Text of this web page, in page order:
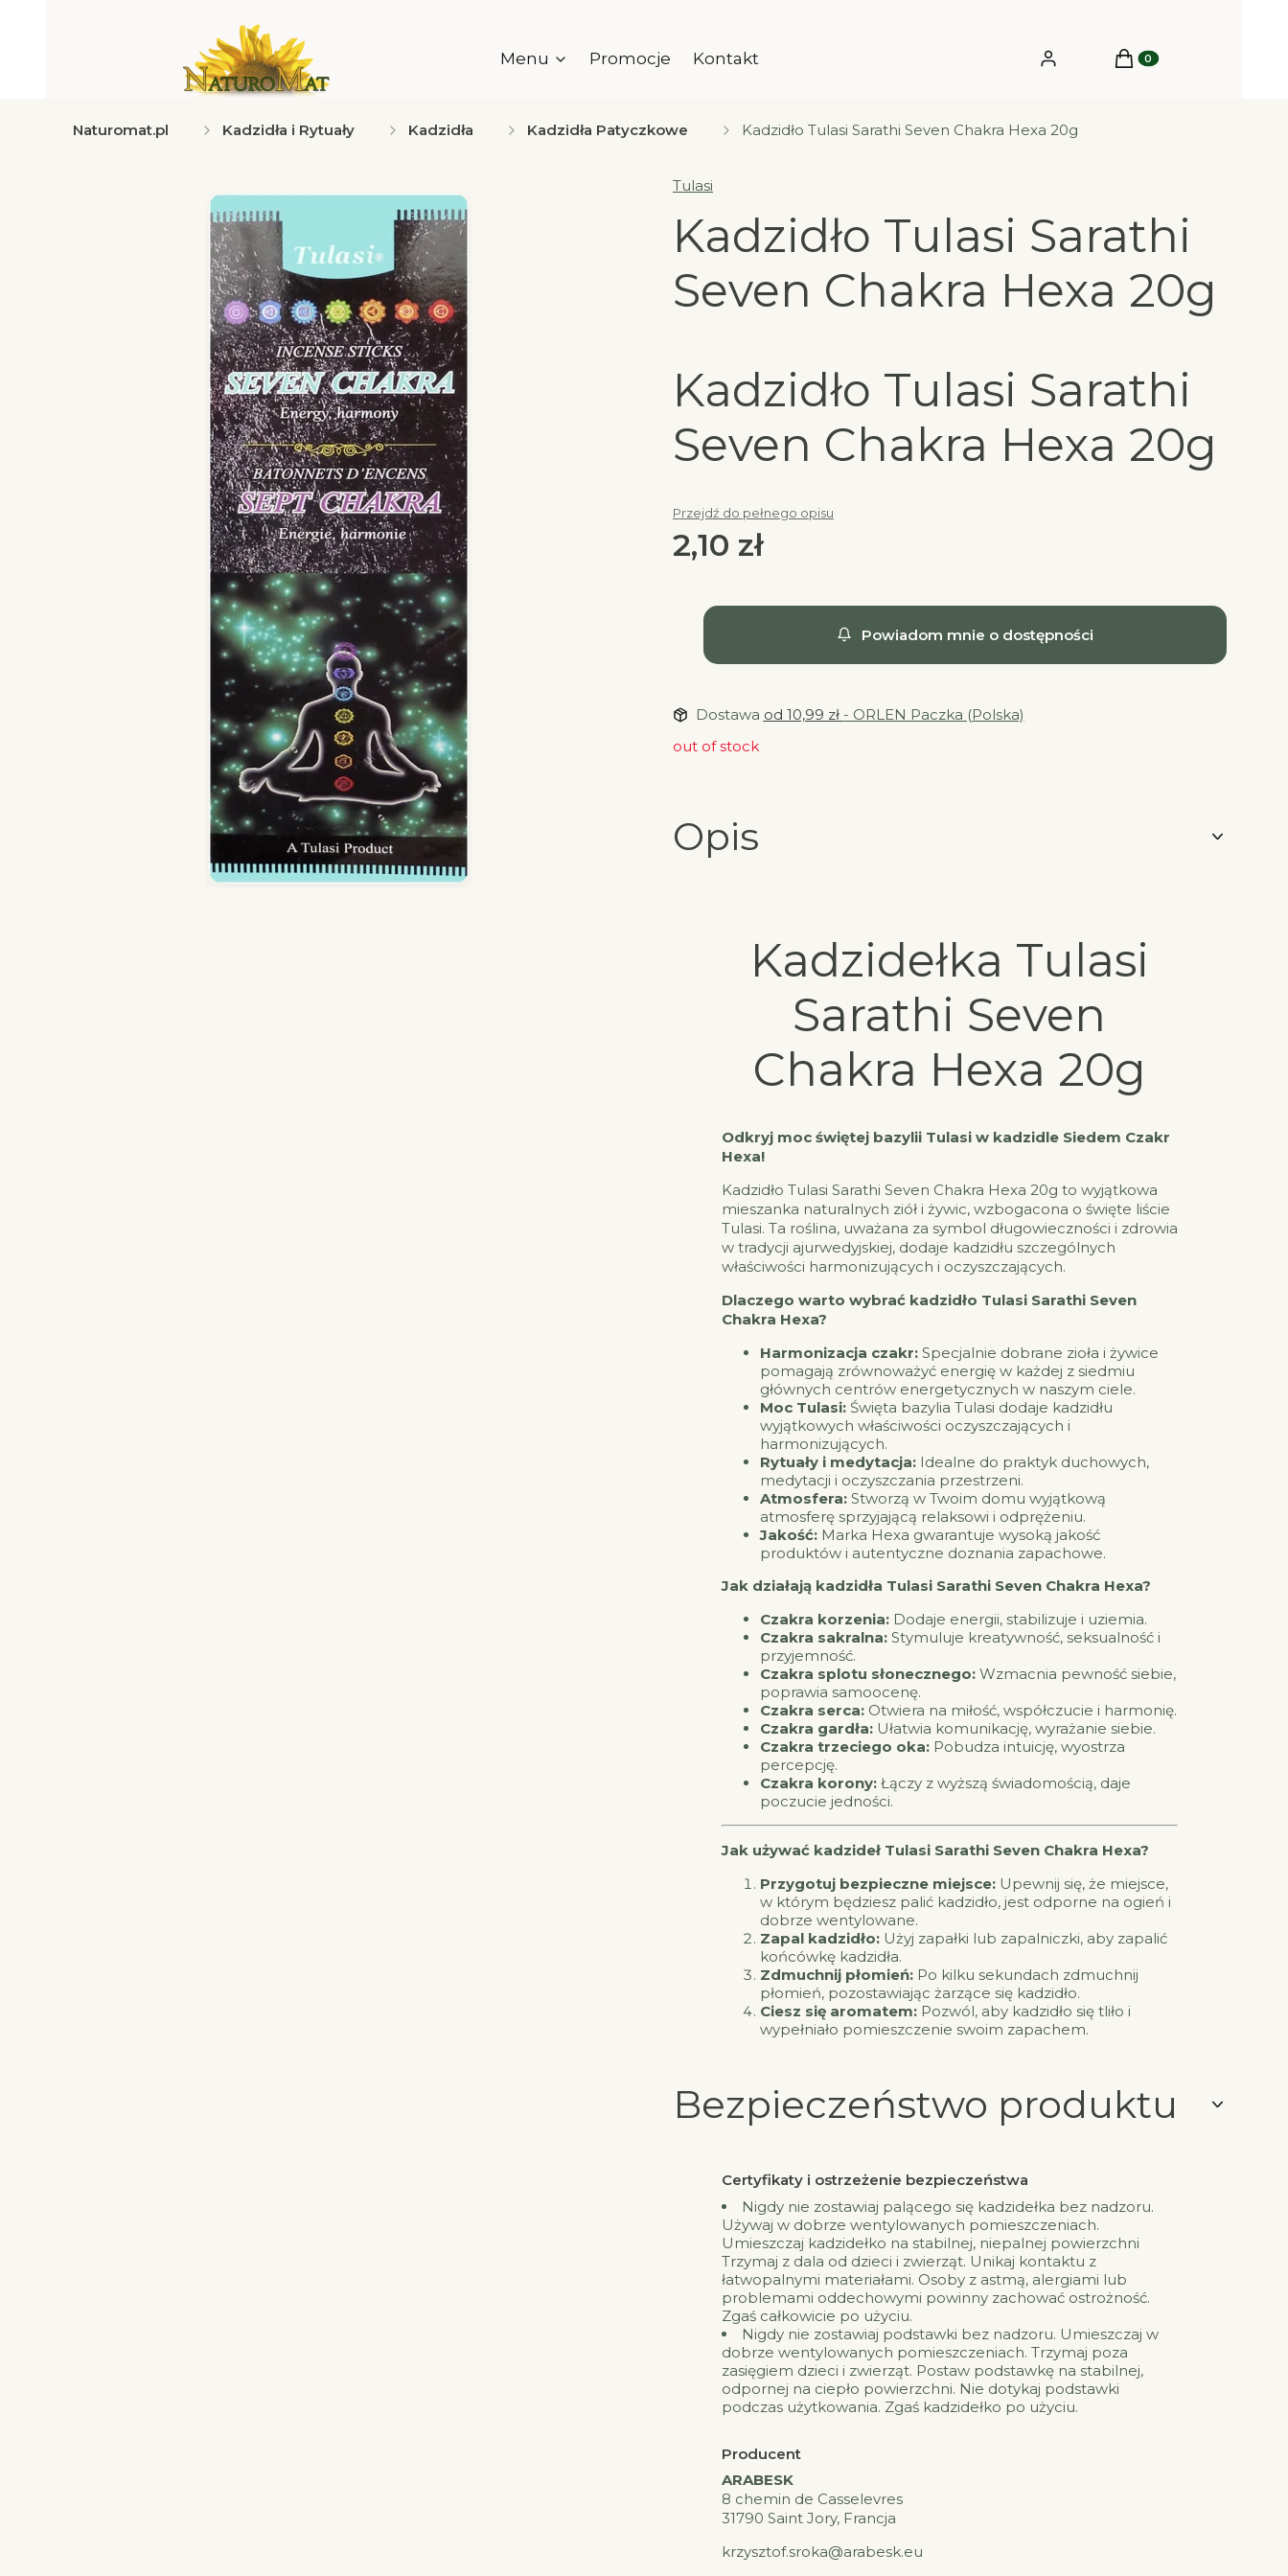
Menu Promocje Kontakt Zaloguj się Produkty w koszyku: 0.
Koszyk
Naturomat.pl Kadzidła i Rytuały Kadzidła Kadzidła Patyczkowe Kadzidło Tulasi Sarathi Seven Chakra Hexa 20g
Tulasi
Kadzidło Tulasi Sarathi
Seven Chakra Hexa 20g
Kadzidło Tulasi Sarathi
Seven Chakra Hexa 20g
Przejdź do pełnego opisu
Cena
2,10 zł
Powiadom mnie o dostępności
Dostawa od 10,99 zł - ORLEN Paczka (Polska)
out of stock
Opis
Kadzidełka Tulasi
Sarathi Seven
Chakra Hexa 20g
Odkryj moc świętej bazylii Tulasi w kadzidle Siedem Czakr
Hexa!
Kadzidło Tulasi Sarathi Seven Chakra Hexa 20g to wyjątkowa
mieszanka naturalnych ziół i żywic, wzbogacona o święte liście
Tulasi. Ta roślina, uważana za symbol długowieczności i zdrowia
w tradycji ajurwedyjskiej, dodaje kadzidłu szczególnych
właściwości harmonizujących i oczyszczających.
Dlaczego warto wybrać kadzidło Tulasi Sarathi Seven
Chakra Hexa?
Harmonizacja czakr:Specjalnie dobrane zioła i żywice
pomagają zrównoważyć energię w każdej z siedmiu
głównych centrów energetycznych w naszym ciele.
Moc Tulasi:Święta bazylia Tulasi dodaje kadzidłu
wyjątkowych właściwości oczyszczających i
harmonizujących.
Rytuały i medytacja:Idealne do praktyk duchowych,
medytacji i oczyszczania przestrzeni.
Atmosfera:Stworzą w Twoim domu wyjątkową
atmosferę sprzyjającą relaksowi i odprężeniu.
Jakość:Marka Hexa gwarantuje wysoką jakość
produktów i autentyczne doznania zapachowe.
Jak działają kadzidła Tulasi Sarathi Seven Chakra Hexa?
Czakra korzenia:Dodaje energii, stabilizuje i uziemia.
Czakra sakralna:Stymuluje kreatywność, seksualność i
przyjemność.
Czakra splotu słonecznego:Wzmacnia pewność siebie,
poprawia samoocenę.
Czakra serca:Otwiera na miłość, współczucie i harmonię.
Czakra gardła:Ułatwia komunikację, wyrażanie siebie.
Czakra trzeciego oka:Pobudza intuicję, wyostrza
percepcję.
Czakra korony:Łączy z wyższą świadomością, daje
poczucie jedności.
Jak używać kadzideł Tulasi Sarathi Seven Chakra Hexa?
Przygotuj bezpieczne miejsce:Upewnij się, że miejsce,
w którym będziesz palić kadzidło, jest odporne na ogień i
dobrze wentylowane.
Zapal kadzidło:Użyj zapałki lub zapalniczki, aby zapalić
końcówkę kadzidła.
Zdmuchnij płomień:Po kilku sekundach zdmuchnij
płomień, pozostawiając żarzące się kadzidło.
Ciesz się aromatem:Pozwól, aby kadzidło się tliło i
wypełniało pomieszczenie swoim zapachem.
Bezpieczeństwo produktu
Certyfikaty i ostrzeżenie bezpieczeństwa
Nigdy nie zostawiaj palącego się kadzidełka bez nadzoru.
Używaj w dobrze wentylowanych pomieszczeniach.
Umieszczaj kadzidełko na stabilnej, niepalnej powierzchni
Trzymaj z dala od dzieci i zwierząt. Unikaj kontaktu z
łatwopalnymi materiałami. Osoby z astmą, alergiami lub
problemami oddechowymi powinny zachować ostrożność.
Zgaś całkowicie po użyciu.
Nigdy nie zostawiaj podstawki bez nadzoru. Umieszczaj w
dobrze wentylowanych pomieszczeniach. Trzymaj poza
zasięgiem dzieci i zwierząt. Postaw podstawkę na stabilnej,
odpornej na ciepło powierzchni. Nie dotykaj podstawki
podczas użytkowania. Zgaś kadzidełko po użyciu.
Producent
ARABESK
8 chemin de Casselevres
31790 Saint Jory, Francja
krzysztof.sroka@arabesk.eu